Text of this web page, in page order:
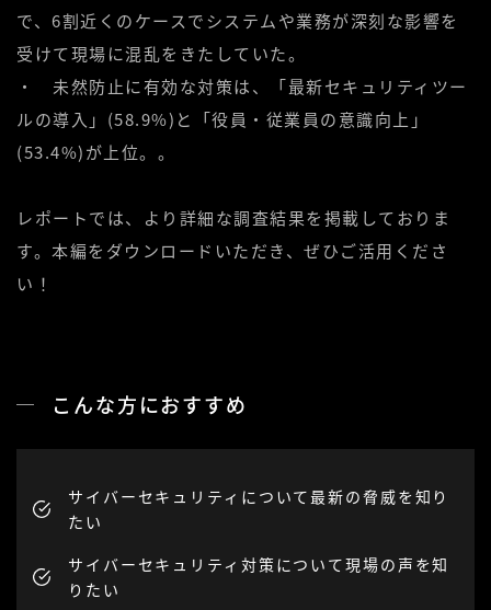
で、6割近くのケースでシステムや業務が深刻な影響を
受けて現場に混乱をきたしていた。
・ 未然防止に有効な対策は、「最新セキュリティツー
ルの導入」(58.9%)と「役員・従業員の意識向上」
(53.4%)が上位。 。
レポートでは、より詳細な調査結果を掲載しておりま
す。本編をダウンロードいただき、ぜひご活用くださ
い！
こんな方におすすめ
サイバーセキュリティについて最新の脅威を知り
たい
サイバーセキュリティ対策について現場の声を知
りたい